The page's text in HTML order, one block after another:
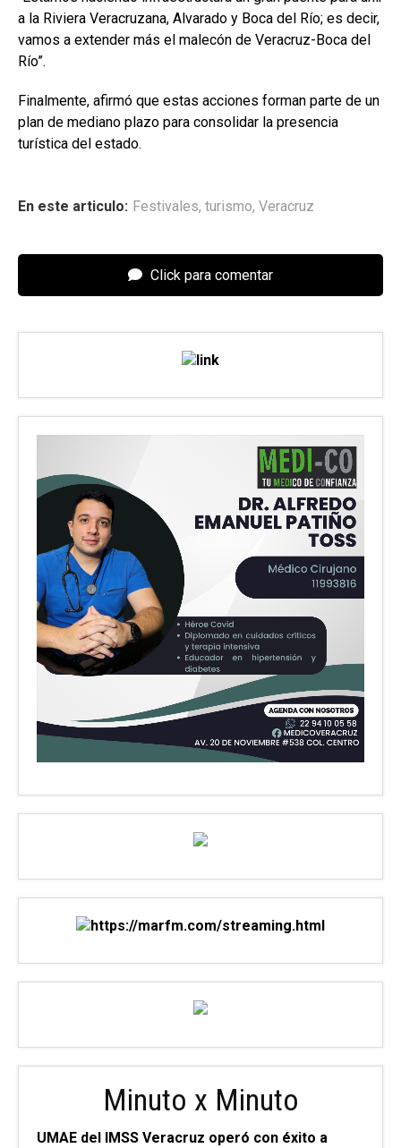
a la Riviera Veracruzana, Alvarado y Boca del Río; es decir,
vamos a extender más el malecón de Veracruz-Boca del
Río”.
Finalmente, afirmó que estas acciones forman parte de un
plan de mediano plazo para consolidar la presencia
turística del estado.
En este articulo: Festivales, turismo, Veracruz
Click para comentar
Minuto x Minuto
UMAE del IMSS Veracruz operó con éxito a